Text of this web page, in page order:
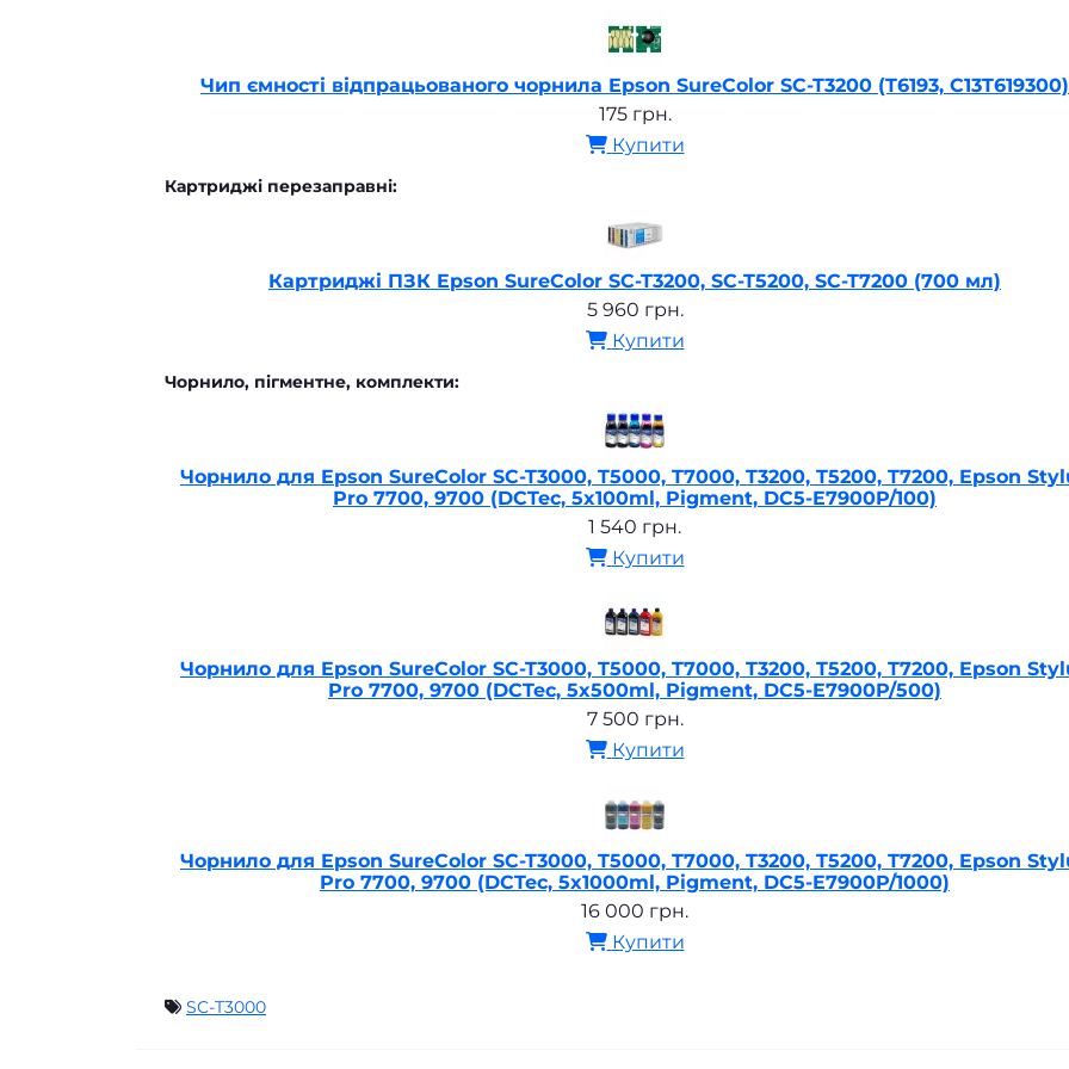
Чип ємності відпрацьованого чорнила Epson SureColor SC-T3200 (T6193, C13T619300)
175 грн.
Купити
Картриджі перезаправні:
Картриджі ПЗК Epson SureColor SC-T3200, SC-T5200, SC-T7200 (700 мл)
5 960 грн.
Купити
Чорнило, пігментне, комплекти:
Чорнило для Epson SureColor SC-T3000, T5000, T7000, T3200, T5200, T7200, Epson
Pro 7700, 9700 (DCTec, 5x100ml, Pigment, DC5-E7900P/100)
1 540 грн.
Купити
Чорнило для Epson SureColor SC-T3000, T5000, T7000, T3200, T5200, T7200, Epson
Pro 7700, 9700 (DCTec, 5x500ml, Pigment, DC5-E7900P/500)
7 500 грн.
Купити
Чорнило для Epson SureColor SC-T3000, T5000, T7000, T3200, T5200, T7200, Epson
Pro 7700, 9700 (DCTec, 5x1000ml, Pigment, DC5-E7900P/1000)
16 000 грн.
Купити
SC-T3000